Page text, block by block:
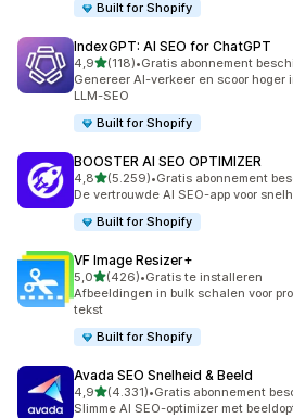
Built for Shopify
IndexGPT: AI SEO for ChatGPT
4,9van 5 sterren
(118)
118 recensies in totaal
•Gratis abonnement
Genereer AI-verkeer en scoor hoger
LLM-SEO
Built for Shopify
BOOSTER AI SEO OPTIMIZER
4,8van 5 sterren
(5.259)
5259 recensies in totaal
•Gratis abonnement
De vertrouwde AI SEO-app voor
Built for Shopify
VF Image Resizer+
5,0van 5 sterren
(426)
426 recensies in totaal
•Gratis te installeren
Afbeeldingen in bulk schalen voor
tekst
Built for Shopify
Avada SEO Snelheid & Beeld
4,9van 5 sterren
(4.331)
4331 recensies in totaal
•Gratis abonnement
Slimme AI SEO-optimizer met